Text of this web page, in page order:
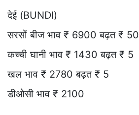
देई (BUNDI)
सरसों बीज भाव ₹ 6900 बढ़त ₹ 50
कच्ची घानी भाव ₹ 1430 बढ़त ₹ 5
खल भाव ₹ 2780 बढ़त ₹ 5
डीओसी भाव ₹ 2100